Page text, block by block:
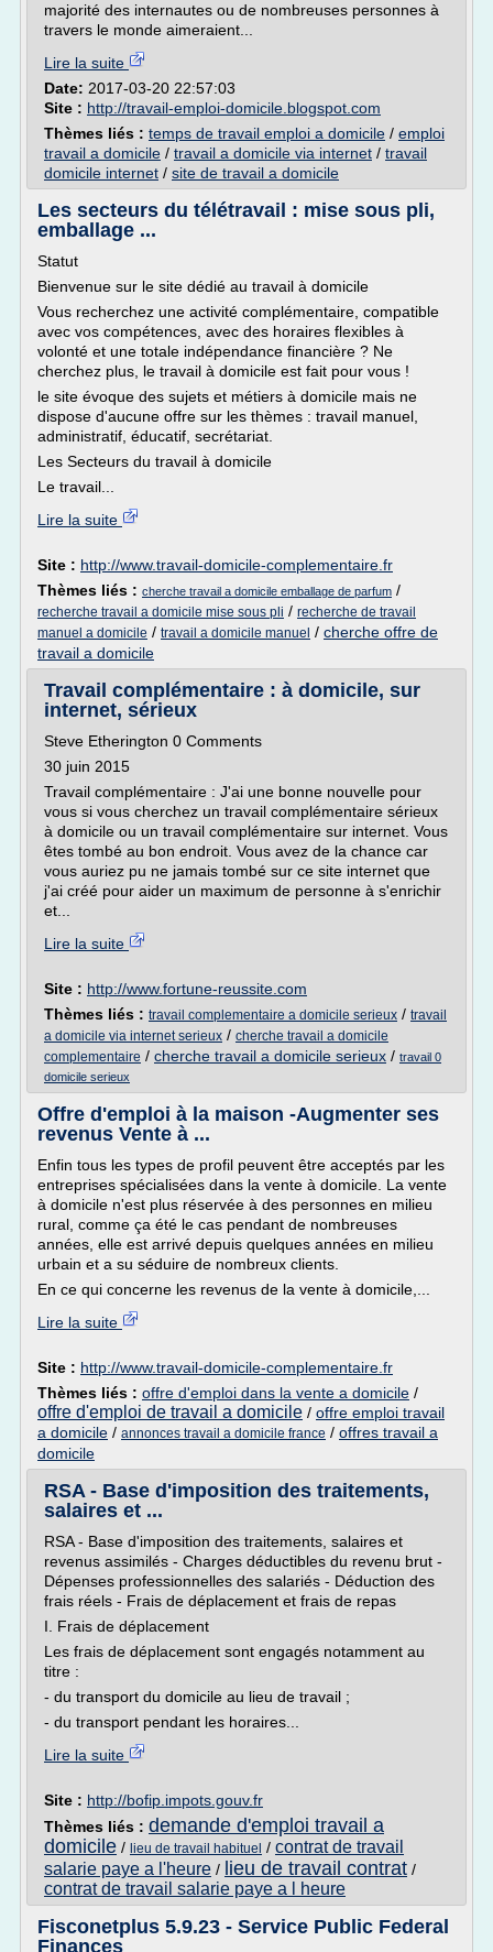
majorité des internautes ou de nombreuses personnes à
travers le monde aimeraient...
Lire la suite
Date: 2017-03-20 22:57:03
Site : http://travail-emploi-domicile.blogspot.com
Thèmes liés : temps de travail emploi a domicile / emploi
travail a domicile / travail a domicile via internet / travail
domicile internet / site de travail a domicile
Les secteurs du télétravail : mise sous pli,
emballage ...
Statut
Bienvenue sur le site dédié au travail à domicile
Vous recherchez une activité complémentaire, compatible
avec vos compétences, avec des horaires flexibles à
volonté et une totale indépendance financière ? Ne
cherchez plus, le travail à domicile est fait pour vous !
le site évoque des sujets et métiers à domicile mais ne
dispose d'aucune offre sur les thèmes : travail manuel,
administratif, éducatif, secrétariat.
Les Secteurs du travail à domicile
Le travail...
Lire la suite
Site : http://www.travail-domicile-complementaire.fr
Thèmes liés : cherche travail a domicile emballage de parfum /
recherche travail a domicile mise sous pli / recherche de travail
manuel a domicile / travail a domicile manuel / cherche offre de
travail a domicile
Travail complémentaire : à domicile, sur
internet, sérieux
Steve Etherington 0 Comments
30 juin 2015
Travail complémentaire : J'ai une bonne nouvelle pour
vous si vous cherchez un travail complémentaire sérieux
à domicile ou un travail complémentaire sur internet. Vous
êtes tombé au bon endroit. Vous avez de la chance car
vous auriez pu ne jamais tombé sur ce site internet que
j'ai créé pour aider un maximum de personne à s'enrichir
et...
Lire la suite
Site : http://www.fortune-reussite.com
Thèmes liés : travail complementaire a domicile serieux / travail
a domicile via internet serieux / cherche travail a domicile
complementaire / cherche travail a domicile serieux / travail 0
domicile serieux
Offre d'emploi à la maison -Augmenter ses
revenus Vente à ...
Enfin tous les types de profil peuvent être acceptés par les
entreprises spécialisées dans la vente à domicile. La vente
à domicile n'est plus réservée à des personnes en milieu
rural, comme ça été le cas pendant de nombreuses
années, elle est arrivé depuis quelques années en milieu
urbain et a su séduire de nombreux clients.
En ce qui concerne les revenus de la vente à domicile,...
Lire la suite
Site : http://www.travail-domicile-complementaire.fr
Thèmes liés : offre d'emploi dans la vente a domicile /
offre d'emploi de travail a domicile / offre emploi travail
a domicile / annonces travail a domicile france / offres travail a
domicile
RSA - Base d'imposition des traitements,
salaires et ...
RSA - Base d'imposition des traitements, salaires et
revenus assimilés - Charges déductibles du revenu brut -
Dépenses professionnelles des salariés - Déduction des
frais réels - Frais de déplacement et frais de repas
I. Frais de déplacement
Les frais de déplacement sont engagés notamment au
titre :
- du transport du domicile au lieu de travail ;
- du transport pendant les horaires...
Lire la suite
Site : http://bofip.impots.gouv.fr
Thèmes liés : demande d'emploi travail a
domicile / lieu de travail habituel / contrat de travail
salarie paye a l'heure / lieu de travail contrat /
contrat de travail salarie paye a l heure
Fisconetplus 5.9.23 - Service Public Federal
Finances